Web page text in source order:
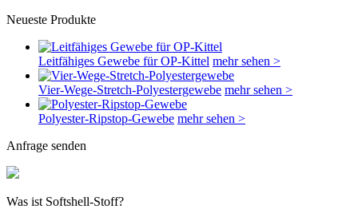
Neueste Produkte
Leitfähiges Gewebe für OP-Kittel mehr sehen >
Vier-Wege-Stretch-Polyestergewebe mehr sehen >
Polyester-Ripstop-Gewebe mehr sehen >
Anfrage senden
Was ist Softshell-Stoff?